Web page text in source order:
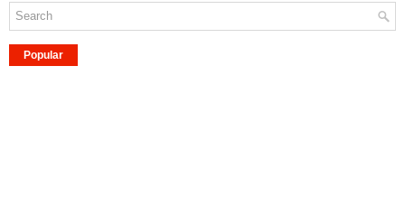
Popular